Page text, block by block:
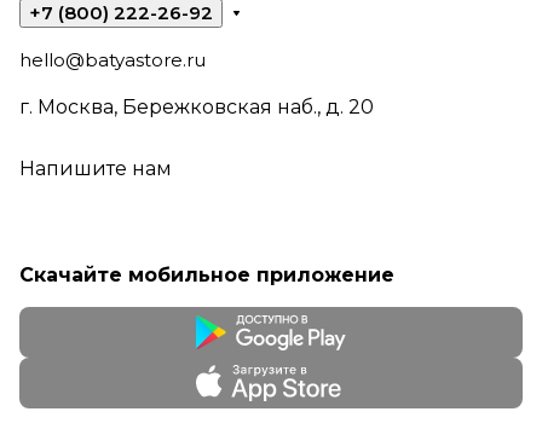
+7 (800) 222-26-92
hello@batyastore.ru
г. Москва, Бережковская наб., д. 20
Напишите нам
Скачайте мобильное приложение